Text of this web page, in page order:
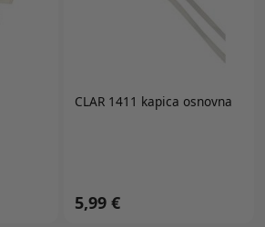
CLAR 1411 kapica osnovna
5,99 €